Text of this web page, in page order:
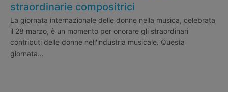
straordinarie compositrici
La giornata internazionale delle donne nella musica, celebrata
il 28 marzo, è un momento per onorare gli straordinari
contributi delle donne nell'industria musicale. Questa
giornata…